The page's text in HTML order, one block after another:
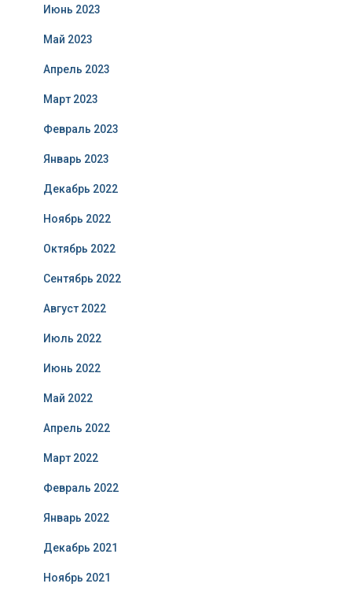
Июнь 2023
Май 2023
Апрель 2023
Март 2023
Февраль 2023
Январь 2023
Декабрь 2022
Ноябрь 2022
Октябрь 2022
Сентябрь 2022
Август 2022
Июль 2022
Июнь 2022
Май 2022
Апрель 2022
Март 2022
Февраль 2022
Январь 2022
Декабрь 2021
Ноябрь 2021